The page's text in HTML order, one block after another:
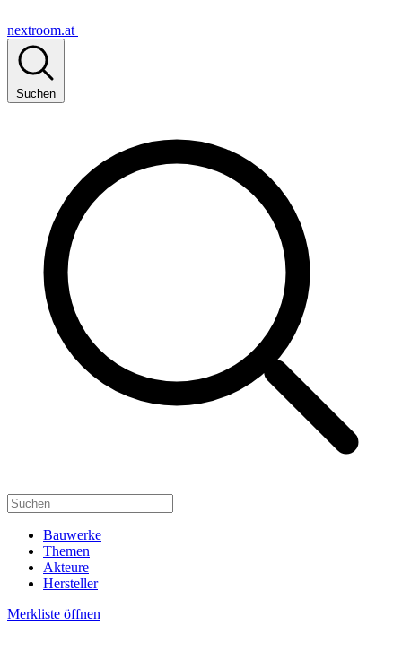
nextroom.at
Suchen
Bauwerke
Themen
Akteure
Hersteller
Merkliste öffnen